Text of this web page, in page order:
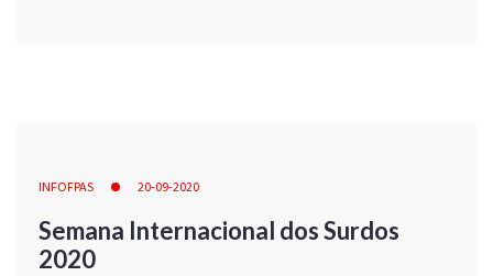
INFOFPAS 20-09-2020
Semana Internacional dos Surdos
2020